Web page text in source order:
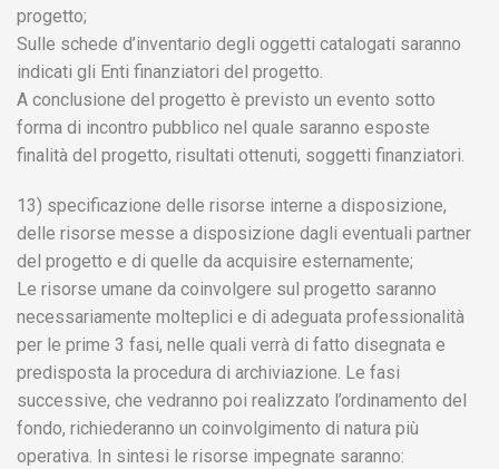
progetto;
Sulle schede d’inventario degli oggetti catalogati saranno
indicati gli Enti finanziatori del progetto.
A conclusione del progetto è previsto un evento sotto
forma di incontro pubblico nel quale saranno esposte
finalità del progetto, risultati ottenuti, soggetti finanziatori.
13) specificazione delle risorse interne a disposizione,
delle risorse messe a disposizione dagli eventuali partner
del progetto e di quelle da acquisire esternamente;
Le risorse umane da coinvolgere sul progetto saranno
necessariamente molteplici e di adeguata professionalità
per le prime 3 fasi, nelle quali verrà di fatto disegnata e
predisposta la procedura di archiviazione. Le fasi
successive, che vedranno poi realizzato l’ordinamento del
fondo, richiederanno un coinvolgimento di natura più
operativa. In sintesi le risorse impegnate saranno: